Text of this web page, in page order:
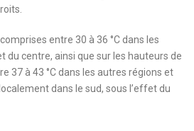
entre 30 à 36 °C dans les
du centre, ainsi que sur les hauteurs de
37 à 43 °C dans les autres régions et
dans le sud, sous l’effet du